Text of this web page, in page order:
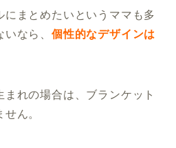
まとめたいというママも多
なら、 個性的なデザインは
れの場合は、ブランケット
ん。